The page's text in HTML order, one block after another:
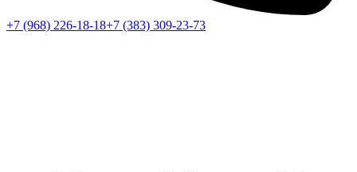
+7 (968) 226-18-18+7 (383) 309-23-73